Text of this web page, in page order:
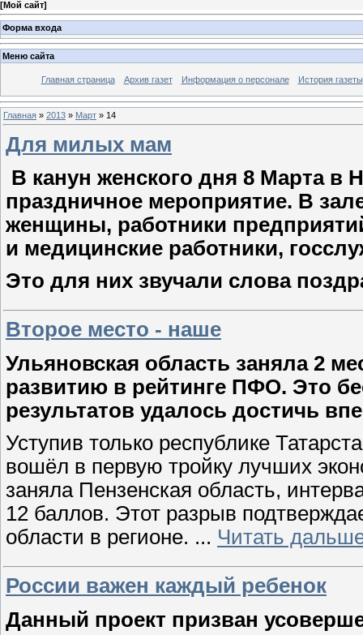
[Мой сайт]
Форма входа
Меню сайта
Главная страница Архив газет Информация о персонале История газеты
Главная » 2013 » Март » 14
Для милых мам
В канун женского дня 8 Марта в
праздничное мероприятие. В
женщины, работники
и медицинские работники,
Это для них звучали слова
Второе место - наше
Ульяновская область заняла 2
развитию в рейтинге ПФО. Это
результатов удалось достичь
Уступив только республике
вошёл в первую тройку лучших
заняла Пензенская область,
12 баллов. Этот разрыв
области в регионе. ... Читать
России важен каждый ребенок
Данный проект призван